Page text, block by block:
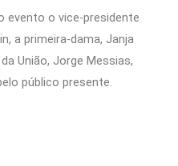
evento o vice-presidente
a primeira-dama, Janja
União, Jorge Messias,
público presente.